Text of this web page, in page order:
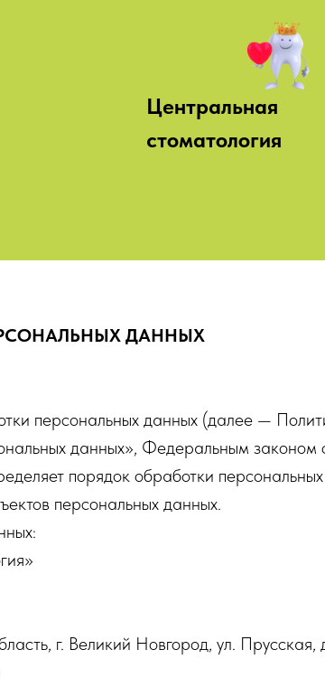
Центральная
стоматология
ДАННЫХ
персональных данных (далее —
данных», Федеральным законом
порядок обработки
персональных данных.
г. Великий Новгород, ул. Прусская,